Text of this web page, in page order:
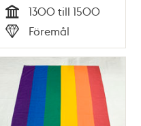
Tid
1300 till 1500
Typ
Föremål